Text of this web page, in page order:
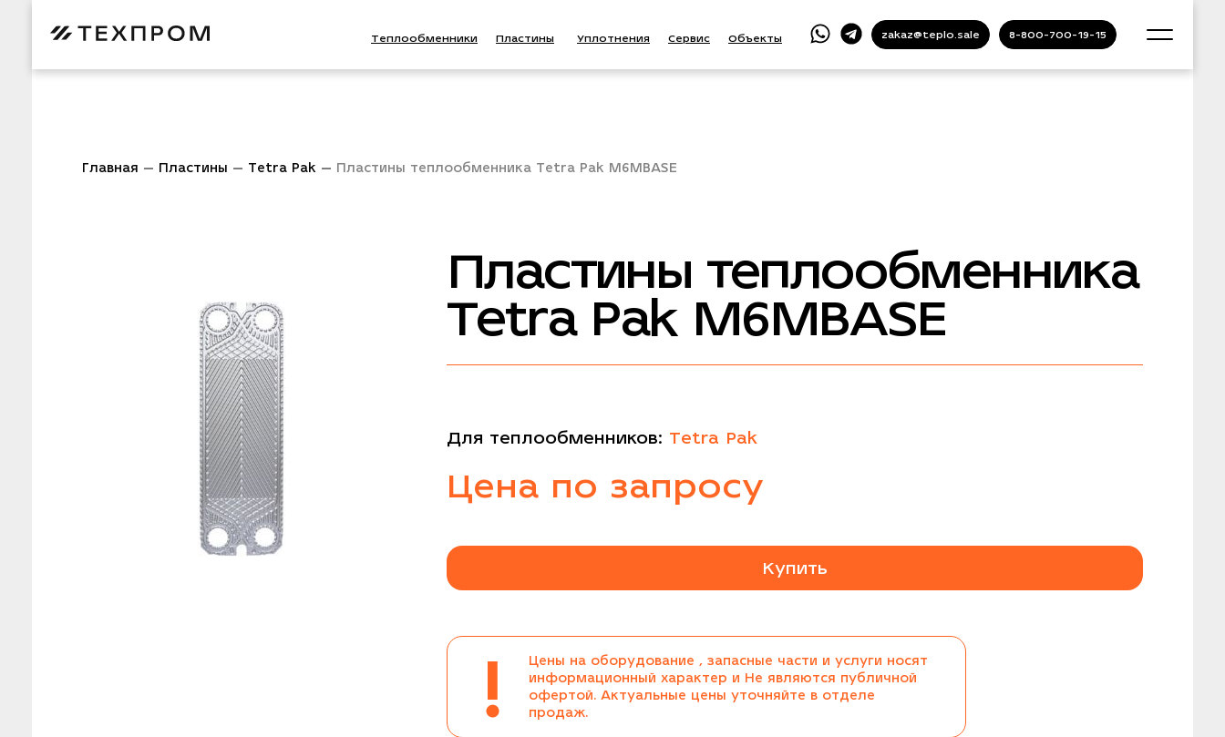
Теплообменники Пластины Уплотнения Сервис Объекты zakaz@teplo.sale 8-800-700-19-15
Главная Пластины Tetra Pak Пластины теплообменника Tetra Pak M6MBASE
Пластины теплообменника
Tetra Pak M6MBASE
Для теплообменников: Tetra Pak
Цена по запросу
Купить
!
Цены на оборудование , запасные части и услуги носят
информационный характер и Не являются публичной
офертой. Актуальные цены уточняйте в отделе
продаж.